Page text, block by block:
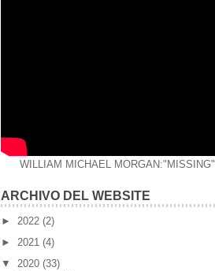
WILLIAM MICHAEL MORGAN:"MISSING"
ARCHIVO DEL WEBSITE
► 2022 (2)
► 2021 (4)
▼ 2020 (33)